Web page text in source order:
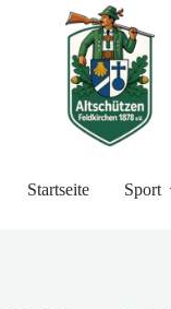
Startseite Sport